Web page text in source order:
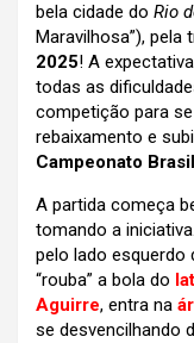
bela cidade do Rio
Maravilhosa”),
2025! A
todas as
competição para
rebaixamento e
Campeonato
A partida começa
tomando a
pelo lado esquerdo
“rouba” a bola do
Aguirre, entra na
se desvencilhando